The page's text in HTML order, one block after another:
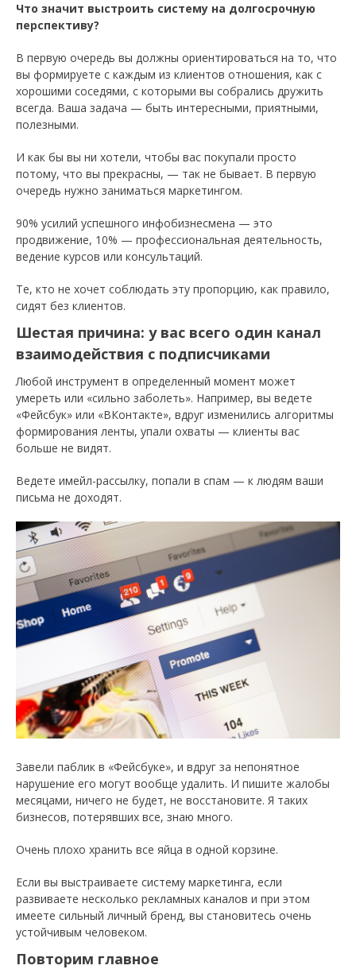
Что значит выстроить систему на долгосрочную
перспективу?
В первую очередь вы должны ориентироваться на то, что
вы формируете с каждым из клиентов отношения, как с
хорошими соседями, с которыми вы собрались дружить
всегда. Ваша задача — быть интересными, приятными,
полезными.
И как бы вы ни хотели, чтобы вас покупали просто
потому, что вы прекрасны, — так не бывает. В первую
очередь нужно заниматься маркетингом.
90% усилий успешного инфобизнесмена — это
продвижение, 10% — профессиональная деятельность,
ведение курсов или консультаций.
Те, кто не хочет соблюдать эту пропорцию, как правило,
сидят без клиентов.
Шестая причина: у вас всего один канал
взаимодействия с подписчиками
Любой инструмент в определенный момент может
умереть или «сильно заболеть». Например, вы ведете
«Фейсбук» или «ВКонтакте», вдруг изменились алгоритмы
формирования ленты, упали охваты — клиенты вас
больше не видят.
Ведете имейл-рассылку, попали в спам — к людям ваши
письма не доходят.
Завели паблик в «Фейсбуке», и вдруг за непонятное
нарушение его могут вообще удалить. И пишите жалобы
месяцами, ничего не будет, не восстановите. Я таких
бизнесов, потерявших все, знаю много.
Очень плохо хранить все яйца в одной корзине.
Если вы выстраиваете систему маркетинга, если
развиваете несколько рекламных каналов и при этом
имеете сильный личный бренд, вы становитесь очень
устойчивым человеком.
Повторим главное